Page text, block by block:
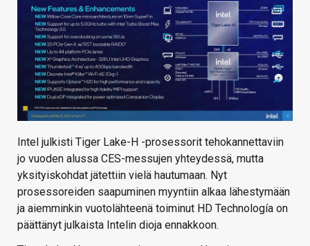
HAKU
Intel julkisti Tiger Lake-H -prosessorit tehokannettaviin
jo vuoden alussa CES-messujen yhteydessä, mutta
yksityiskohdat jätettiin vielä hautumaan. Nyt
prosessoreiden saapuminen myyntiin alkaa lähestymään
ja aiemminkin vuotolähteenä toiminut HD Technología on
päättänyt julkaista Intelin dioja ennakkoon.